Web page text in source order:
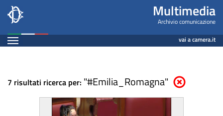
Salta
contenuto
principale
Multimedia
-
Archivio
Multimedia
Archivio comunicazione
Espandi vai a camera.it
Contenuto
7 risultati ricerca per: "#Emilia_Romagna" Elimina